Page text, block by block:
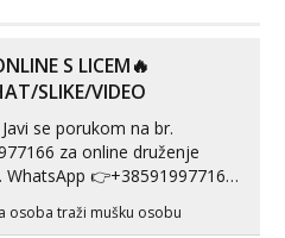
S LICEM🔥
SLIKE/VIDEO
za online druženje
Radim
s licem, solo i s partnerom,
osoba traži mušku osobu